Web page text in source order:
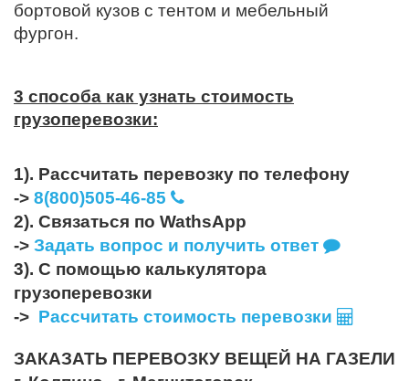
бортовой кузов с тентом и мебельный
фургон.
3 способа как узнать стоимость
грузоперевозки:
1). Рассчитать перевозку по телефону
-> 8(800)505-46-85
2). Связаться по WathsApp
-> Задать вопрос и получить ответ
3). С помощью калькулятора
грузоперевозки
-> Рассчитать стоимость перевозки
ЗАКАЗАТЬ ПЕРЕВОЗКУ ВЕЩЕЙ НА ГАЗЕЛИ